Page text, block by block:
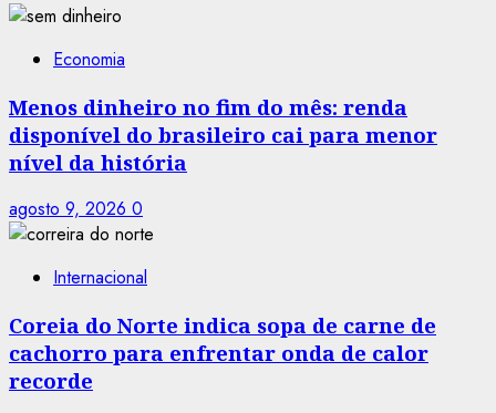
Economia
Menos dinheiro no fim do mês: renda
disponível do brasileiro cai para menor
nível da história
agosto 9, 2026 0
Internacional
Coreia do Norte indica sopa de carne de
cachorro para enfrentar onda de calor
recorde